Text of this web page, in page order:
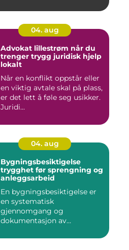
04. aug
Advokat lillestrøm når du
trenger trygg juridisk hjelp
lokalt
Når en konflikt oppstår eller
en viktig avtale skal på plass,
er det lett å føle seg usikker.
Juridi...
04. aug
Bygningsbesiktigelse
trygghet før sprengning og
anleggsarbeid
En bygningsbesiktigelse er
en systematisk
gjennomgang og
dokumentasjon av
konstruksjone...